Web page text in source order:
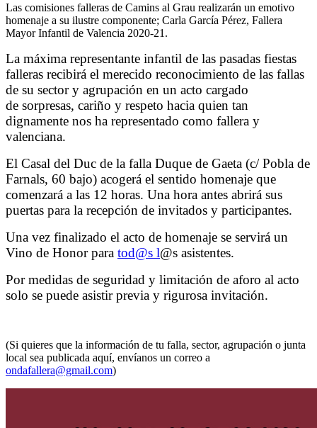
Las comisiones falleras de Camins al Grau realizarán un emotivo
homenaje a su ilustre componente; Carla García Pérez, Fallera
Mayor Infantil de Valencia 2020-21.
La máxima representante infantil de las pasadas fiestas
falleras recibirá el merecido reconocimiento de las fallas
de su sector y agrupación en un acto cargado
de sorpresas, cariño y respeto hacia quien tan
dignamente nos ha representado como fallera y
valenciana.
El Casal del Duc de la falla Duque de Gaeta (c/ Pobla de
Farnals, 60 bajo) acogerá el sentido homenaje que
comenzará a las 12 horas. Una hora antes abrirá sus
puertas para la recepción de invitados y participantes.
Una vez finalizado el acto de homenaje se servirá un
Vino de Honor para tod@s l@s asistentes.
Por medidas de seguridad y limitación de aforo al acto
solo se puede asistir previa y rigurosa invitación.
(Si quieres que la información de tu falla, sector, agrupación o junta
local sea publicada aquí, envíanos un correo a
ondafallera@gmail.com)